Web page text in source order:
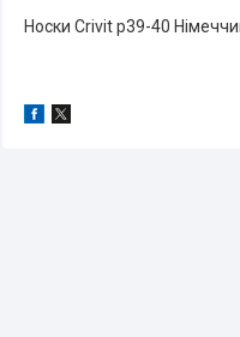
Носки Crivit р39-40